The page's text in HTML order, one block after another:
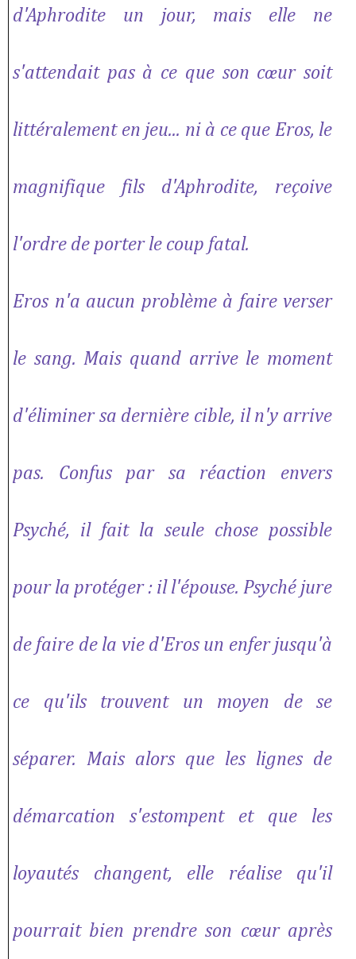
d'Aphrodite un jour, mais elle ne
s'attendait pas à ce que son cœur soit
littéralement en jeu... ni à ce que Eros, le
magnifique fils d'Aphrodite, reçoive
l'ordre de porter le coup fatal.
Eros n'a aucun problème à faire verser
le sang. Mais quand arrive le moment
d'éliminer sa dernière cible, il n'y arrive
pas. Confus par sa réaction envers
Psyché, il fait la seule chose possible
pour la protéger : il l'épouse. Psyché jure
de faire de la vie d'Eros un enfer jusqu'à
ce qu'ils trouvent un moyen de se
séparer. Mais alors que les lignes de
démarcation s'estompent et que les
loyautés changent, elle réalise qu'il
pourrait bien prendre son cœur après